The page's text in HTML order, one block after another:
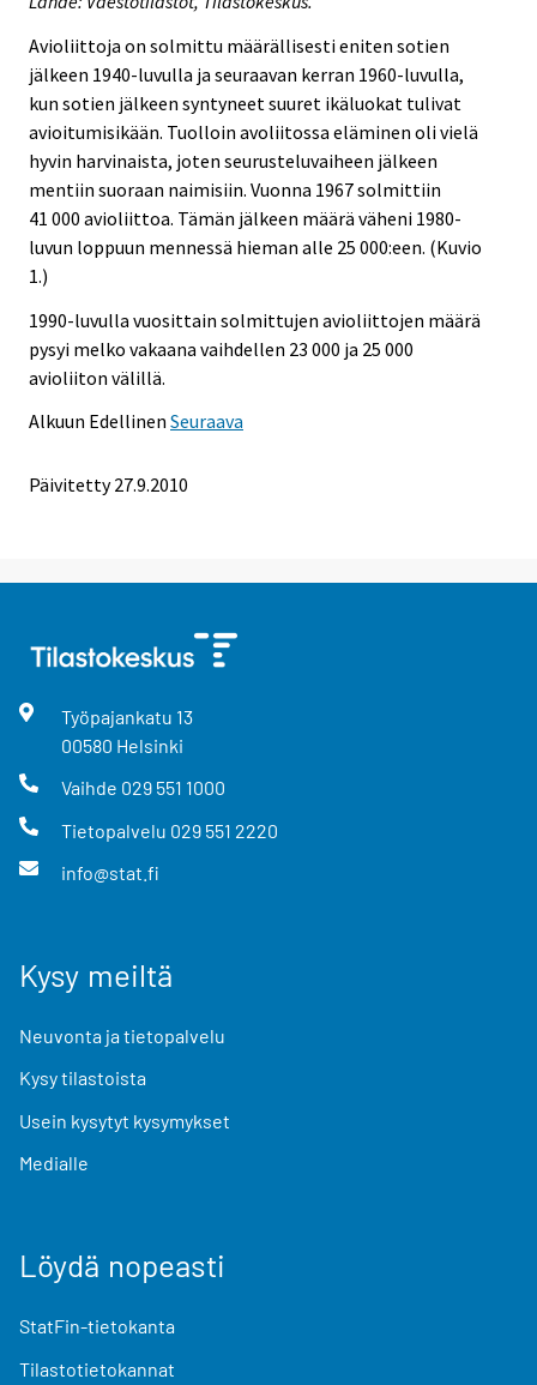
Avioliittoja on solmittu määrällisesti eniten sotien
jälkeen 1940-luvulla ja seuraavan kerran 1960-luvulla,
kun sotien jälkeen syntyneet suuret ikäluokat tulivat
avioitumisikään. Tuolloin avoliitossa eläminen oli vielä
hyvin harvinaista, joten seurusteluvaiheen jälkeen
mentiin suoraan naimisiin. Vuonna 1967 solmittiin
41 000 avioliittoa. Tämän jälkeen määrä väheni 1980-
luvun loppuun mennessä hieman alle 25 000:een. (Kuvio
1.)
1990-luvulla vuosittain solmittujen avioliittojen määrä
pysyi melko vakaana vaihdellen 23 000 ja 25 000
avioliiton välillä.
Alkuun Edellinen Seuraava
Päivitetty27.9.2010
Työpajankatu 13
00580 Helsinki
Vaihde 029 551 1000
Tietopalvelu 029 551 2220
info@stat.fi
Kysy meiltä
Neuvonta ja tietopalvelu
Kysy tilastoista
Usein kysytyt kysymykset
Medialle
Löydä nopeasti
StatFin-tietokanta
Tilastotietokannat